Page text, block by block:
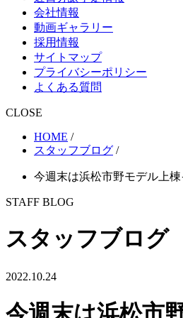
会社情報
動画ギャラリー
採用情報
サイトマップ
プライバシーポリシー
よくある質問
CLOSE
HOME /
スタッフブログ /
今週末は浜松市野モデル上
STAFF BLOG
スタッフブログ
2022.10.24